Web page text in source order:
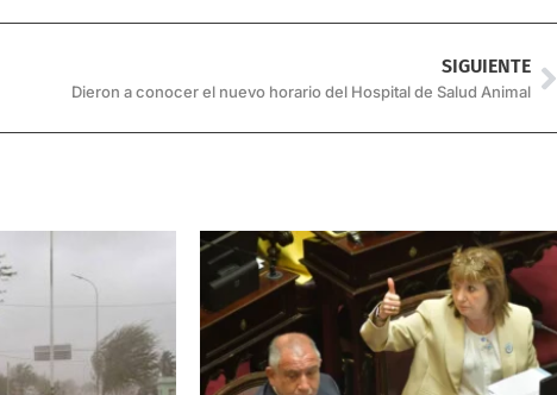
SIGUIENTE
Dieron a conocer el nuevo horario del Hospital de Salud Animal